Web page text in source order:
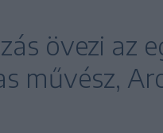
övezi az
művész,